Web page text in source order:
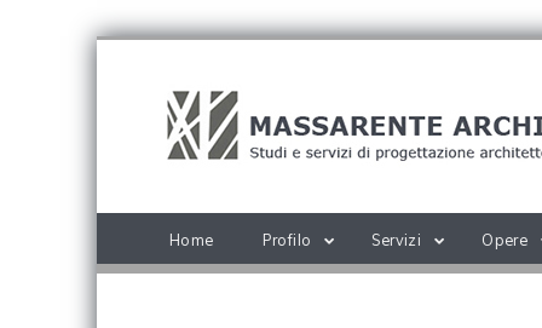
Home Profilo Servizi Opere